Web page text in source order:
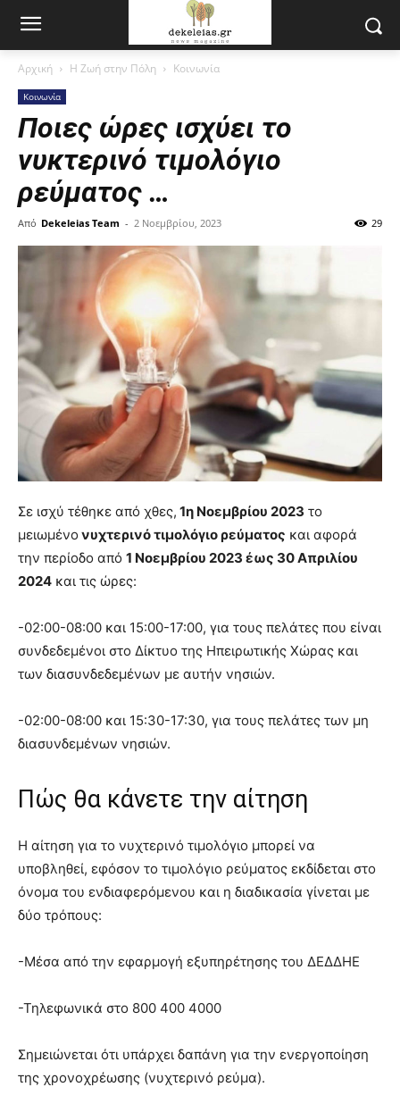
Αρχική Η Ζωή στην Πόλη Κοινωνία
Κοινωνία
Ποιες ώρες ισχύει το
νυκτερινό τιμολόγιο
ρεύματος …
Από Dekeleias Team - 2 Νοεμβρίου, 2023 29
Σε ισχύ τέθηκε από χθες, 1η Νοεμβρίου 2023 το
μειωμένο νυχτερινό τιμολόγιο ρεύματος και αφορά
την περίοδο από 1 Νοεμβρίου 2023 έως 30 Απριλίου
2024 και τις ώρες:
-02:00-08:00 και 15:00-17:00, για τους πελάτες που είναι
συνδεδεμένοι στο Δίκτυο της Ηπειρωτικής Χώρας και
των διασυνδεδεμένων με αυτήν νησιών.
-02:00-08:00 και 15:30-17:30, για τους πελάτες των μη
διασυνδεμένων νησιών.
Πώς θα κάνετε την αίτηση
Η αίτηση για το νυχτερινό τιμολόγιο μπορεί να
υποβληθεί, εφόσον το τιμολόγιο ρεύματος εκδίδεται στο
όνομα του ενδιαφερόμενου και η διαδικασία γίνεται με
δύο τρόπους:
-Μέσα από την εφαρμογή εξυπηρέτησης του ΔΕΔΔΗΕ
-Τηλεφωνικά στο 800 400 4000
Σημειώνεται ότι υπάρχει δαπάνη για την ενεργοποίηση
της χρονοχρέωσης (νυχτερινό ρεύμα).